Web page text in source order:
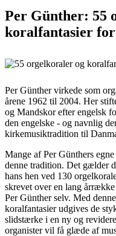
Per Günther: 55
koralfantasier
Per Günther virkede som
årene 1962 til 2004. Her
og Mandskor efter engelsk
den engelske - og navnlig
kirkemusiktradition til
Mange af Per Günthers
denne tradition. Det gælder
hans hen ved 130
skrevet over en lang
Per Günther selv. Med
koralfantasier udgives de
slidstærke i en ny og
organister vil få glæde af